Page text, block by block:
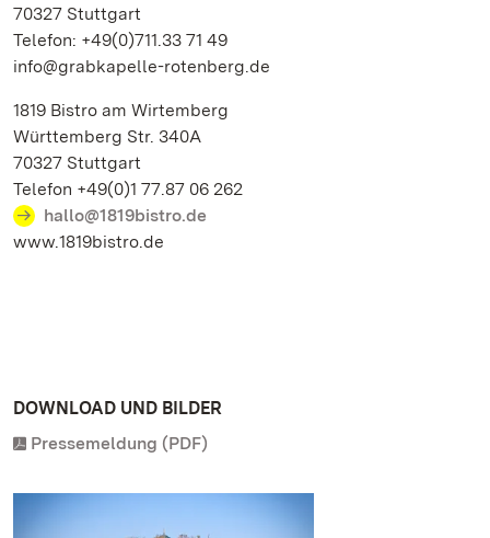
70327 Stuttgart
Telefon: +49(0)711.33 71 49
info@grabkapelle-rotenberg.de
1819 Bistro am Wirtemberg
Württemberg Str. 340A
70327 Stuttgart
Telefon +49(0)1 77.87 06 262
hallo@1819bistro.de
www.1819bistro.de
DOWNLOAD UND BILDER
Pressemeldung (PDF)